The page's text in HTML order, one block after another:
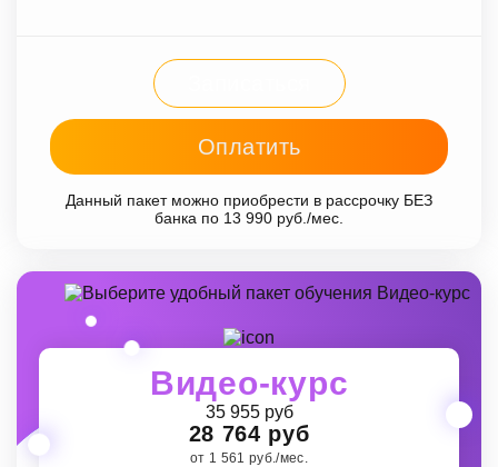
Оплатить
Данный пакет можно приобрести в рассрочку БЕЗ
банка по 13 990 руб./мес.
Видео-курс
35 955 руб
28 764 руб
от 1 561 руб./мес.